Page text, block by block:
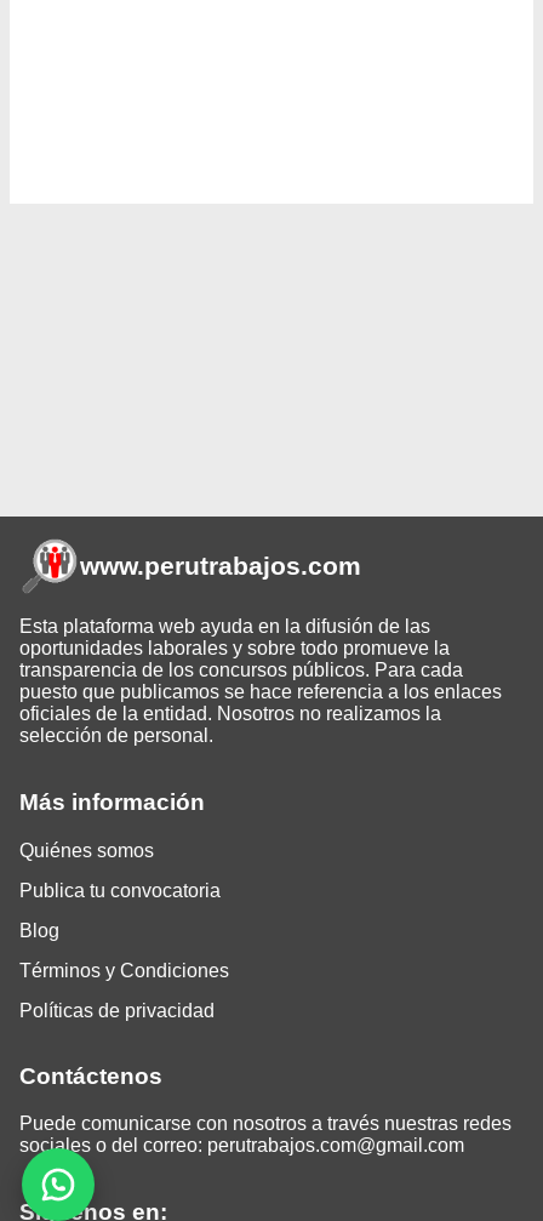
Más información
Quiénes somos
Publica tu convocatoria
Blog
Términos y Condiciones
Políticas de privacidad
Contáctenos
Puede comunicarse con nosotros a través nuestras redes
sociales o del correo: perutrabajos.com@gmail.com
Siguenos en:
www.perutrabajos.com
Esta plataforma web ayuda en la difusión de las
oportunidades laborales y sobre todo promueve la
transparencia de los concursos públicos. Para cada
puesto que publicamos se hace referencia a los enlaces
oficiales de la entidad. Nosotros no realizamos la
selección de personal.